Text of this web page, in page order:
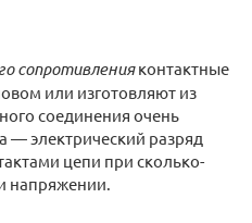
сопротивленияконтактные
или изготовляют из
соединения очень
— электрический разряд
цепи при сколько-
напряжении.